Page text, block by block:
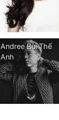
Andree Bùi Thế
Anh